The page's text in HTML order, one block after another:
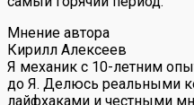
Мнение автора
Кирилл Алексеев
Я механик с 10-летним
до Я. Делюсь реальными
лайфхаками и честными